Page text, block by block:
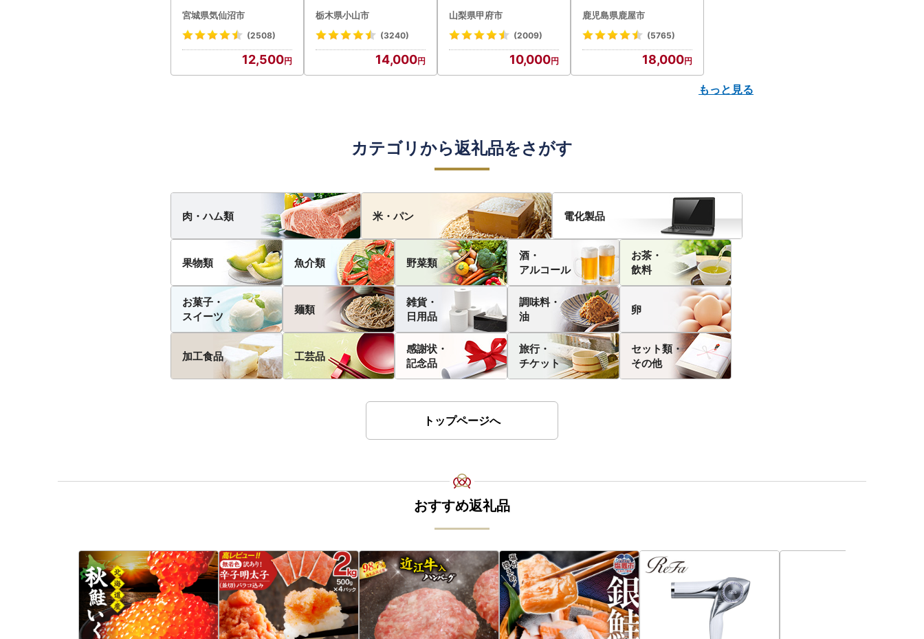
宮城県気仙沼市
(2508)
12,500
ト)【配送不可地域：離島
・沖縄県】【1256759】
栃木県小山市
(3240)
14,000
〉山梨県産 シャインマス
カット 2～3房（1.0kg以
N-Limited-SP
山梨県甲府市
(2009)
10,000
cp18 うなぎ 鰻 魚 惣菜 総
菜
鹿児島県鹿屋市
(5765)
18,000
もっと見る
カテゴリから返礼品をさがす
肉・ハム類 米・パン 電化製品
果物類 魚介類 野菜類
酒・
アルコール
お茶・
飲料
お菓子・
スイーツ
麺類
雑貨・
日用品
調味料・
油
卵
加工食品 工芸品
感謝状・
記念品
旅行・
チケット
セット類・
その他
トップページへ
おすすめ返礼品